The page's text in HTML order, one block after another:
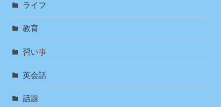
ライフ
教育
習い事
英会話
話題